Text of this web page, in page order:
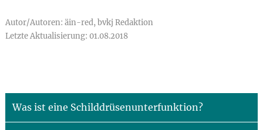
Autor/Autoren: äin-red, bvkj Redaktion
Letzte Aktualisierung: 01.08.2018
Was ist eine Schilddrüsenunterfunktion?